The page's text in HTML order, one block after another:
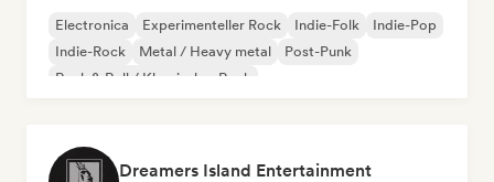
Electronica Experimenteller Rock Indie-Folk
Indie-Pop
Indie-Rock
Metal / Heavy metal
Post-Punk
Rock & Roll / Klassischer Rock
Dreamers Island Entertainment